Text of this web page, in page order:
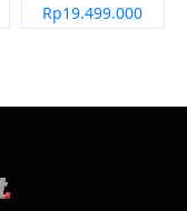
Rp19.499.000